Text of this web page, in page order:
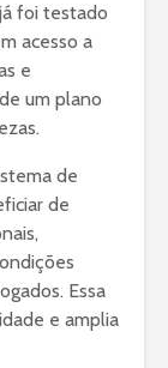
foi testado
acesso a
e
um plano
de
de
Essa
e amplia